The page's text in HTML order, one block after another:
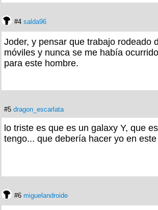
#4 salda96
Joder, y pensar que trabajo rodeado
móviles y nunca se me había
para este hombre.
#5 dragon_escarlata
lo triste es que es un galaxy Y, que
tengo... que debería hacer yo en
#6 miguelandroide